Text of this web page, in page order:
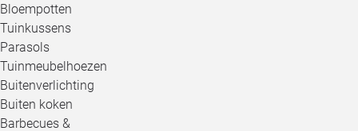
Bloempotten
Tuinkussens
Parasols
Tuinmeubelhoezen
Buitenverlichting
Buiten koken
Barbecues &